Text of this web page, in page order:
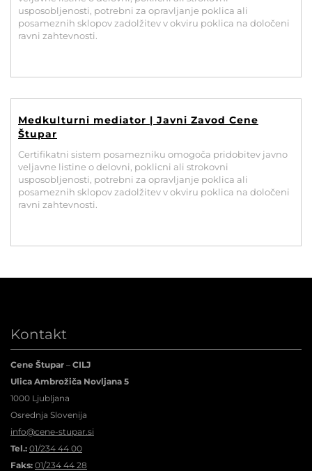
usposobljenosti, potrebni za opravljanje poklica ali
posameznih sklopov zadolžitev v okviru poklica na določeni
ravni zahtevnosti.
Medkulturni mediator | Javni Zavod Cene
Štupar
Certifikatni sistem posamezniku omogoča pridobitev javno
veljavne listine o delovni, poklicni ali strokovni
usposobljenosti, potrebni za opravljanje poklica ali
posameznih sklopov zadolžitev v okviru poklica na določeni
ravni zahtevnosti.
Kontakt
Cene Štupar – CILJ
Ulica Ambrožiča Novljana 5
1000 Ljubljana
Osrednja Slovenija
info@cene-stupar.si
Tel.: 01/234 44 00
Faks: 01/234 44 28